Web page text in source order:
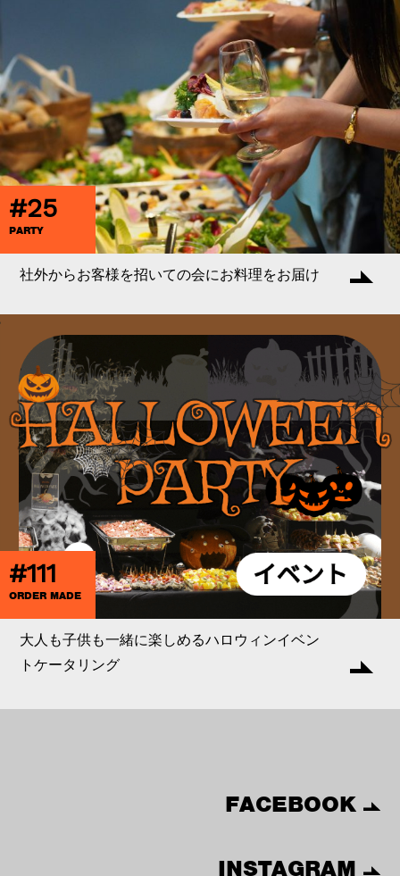
#25
PARTY
社外からお客様を招いての会にお料理をお届け
#111
ORDER MADE
大人も子供も一緒に楽しめるハロウィンイベン
トケータリング
FACEBOOK
INSTAGRAM